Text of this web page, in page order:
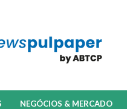
NEGÓCIOS & MERCADO